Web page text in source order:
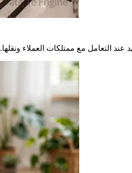
التعامل مع ممتلكات العملاء ونقلها.